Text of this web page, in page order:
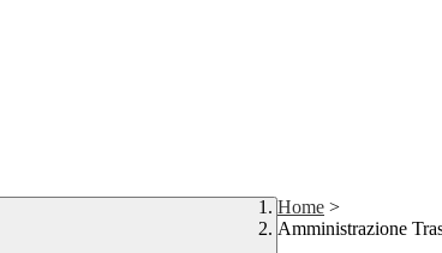
Home >
Amministrazione